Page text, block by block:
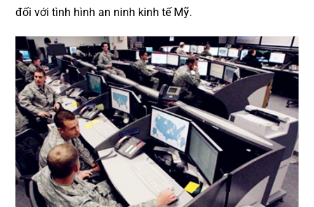
đối với tình hình an ninh kinh tế Mỹ.